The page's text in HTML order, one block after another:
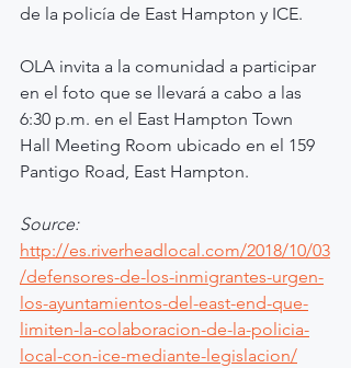
de la policía de East Hampton y ICE.
OLA invita a la comunidad a participar
en el foto que se llevará a cabo a las
6:30 p.m. en el East Hampton Town
Hall Meeting Room ubicado en el 159
Pantigo Road, East Hampton.
Source:
http://es.riverheadlocal.com/2018/10/03
/defensores-de-los-inmigrantes-urgen-
los-ayuntamientos-del-east-end-que-
limiten-la-colaboracion-de-la-policia-
local-con-ice-mediante-legislacion/